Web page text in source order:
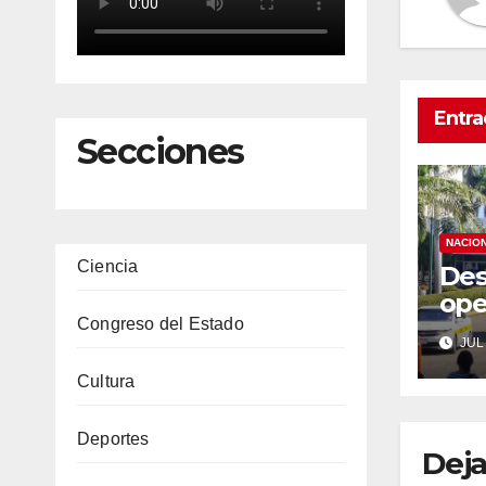
Secciones
Ciencia
Congreso del Estado
Cultura
Deportes
de
JUL